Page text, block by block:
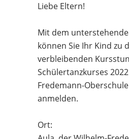
Liebe Eltern!
Mit dem
können Sie Ihr Kind zu
verbleibenden
Schülertanzkurses
Fredemann-
anmelden.
Ort: